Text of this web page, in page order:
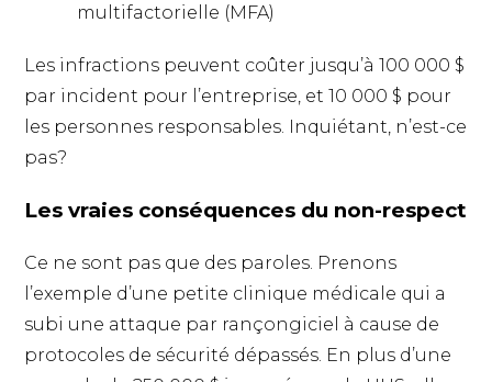
multifactorielle (MFA)
Les infractions peuvent coûter jusqu’à 100 000 $
par incident pour l’entreprise, et 10 000 $ pour
les personnes responsables. Inquiétant, n’est-ce
pas?
Les vraies conséquences du non-respect
Ce ne sont pas que des paroles. Prenons
l’exemple d’une petite clinique médicale qui a
subi une attaque par rançongiciel à cause de
protocoles de sécurité dépassés. En plus d’une